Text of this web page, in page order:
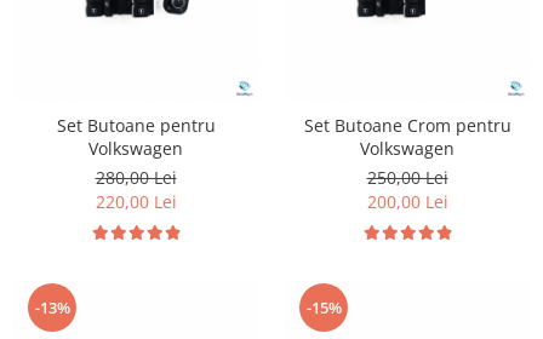
Set Butoane pentru
Volkswagen
280,00 Lei
220,00 Lei
Set Butoane Crom pentru
Volkswagen
250,00 Lei
200,00 Lei
-13% -15%